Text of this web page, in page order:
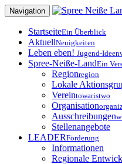
Zum
Inhalt
springen
Navigation
StartseiteEin Überblick
AktuellNeuigkeiten
Leben eben! Jugend-
Spree-Neiße-LandEin
Regionregion
Lokale
Vereintowaristwo
Organisation
Ausschreibungen
Stellenangebote
LEADERFörderung
Informationen
Regionale